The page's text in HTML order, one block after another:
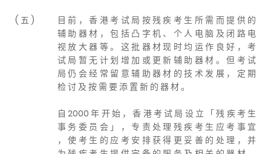
( 五 )
目 前 ， 香 港 考 试 局 按 残 疾 考 生 所 需 而 提 供 的
辅 助 器 材 ， 包 括 凸 字 机 、 个 人 电 脑 及 闭 路 电
视 放 大 器 等 。 这 批 器 材 现 时 均 运 作 良 好 ， 考
试 局 暂 无 计 划 增 加 或 更 新 辅 助 器 材 。 但 考 试
局 仍 会 经 常 留 意 辅 助 器 材 的 技 术 发 展 ， 定 期
检 讨 及 按 需 要 添 置 新 的 器 材 。
自 2000 年 开 始 ， 香 港 考 试 局 设 立 「 残 疾 考 生
事 务 委 员 会 」 ， 专 责 处 理 残 疾 考 生 应 考 事 宜
， 使 考 生 的 应 考 安 排 获 得 更 妥 善 的 处 理 ， 并